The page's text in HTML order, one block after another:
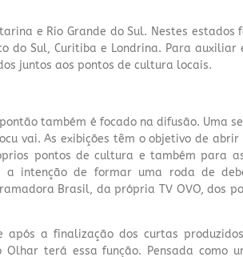
e Rio Grande do Sul. Nestes
do Sul, Curitiba e Londrina. Para
juntos aos pontos de cultura locais.
também é focado na difusão. Uma
vai. As exibições têm o objetivo de
pontos de cultura e também para
a intenção de formar uma roda de
Brasil, da própria TV OVO, dos
após a finalização dos curtas
Olhar terá essa função. Pensada como